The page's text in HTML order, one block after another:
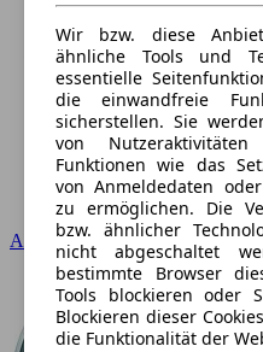
Audi
Wir bzw. diese
ähnliche Tools und
essentielle
die einwandfreie
sicherstellen. Sie
von
Funktionen wie das
von Anmeldedaten
zu ermöglichen. Die
bzw. ähnlicher
nicht abgeschaltet
bestimmte Browser
Tools blockieren oder
Blockieren dieser
die Funktionalität der